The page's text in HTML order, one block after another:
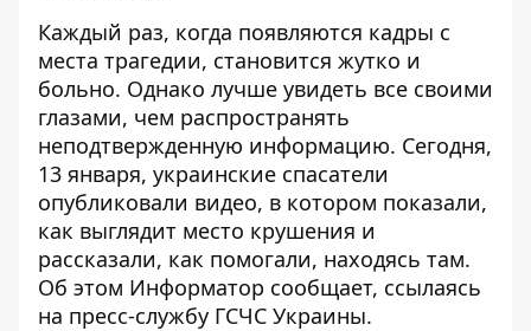
Каждый раз, когда появляются кадры с
места трагедии, становится жутко и
больно. Однако лучше увидеть все своими
глазами, чем распространять
неподтвержденную информацию. Сегодня,
13 января, украинские спасатели
опубликовали видео, в котором показали,
как выглядит место крушения и
рассказали, как помогали, находясь там.
Об этом Информатор сообщает, ссылаясь
на пресс-службу ГСЧС Украины.